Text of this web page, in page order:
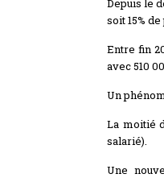
Depuis le
soit 15%
Entre fin
avec 510
Un
La moitié
salarié).
Une